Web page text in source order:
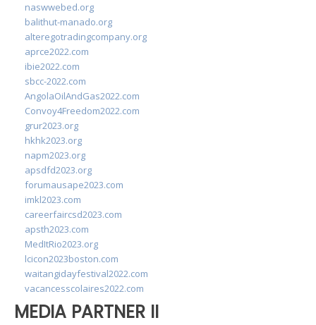
naswwebed.org
balithut-manado.org
alteregotradingcompany.org
aprce2022.com
ibie2022.com
sbcc-2022.com
AngolaOilAndGas2022.com
Convoy4Freedom2022.com
grur2023.org
hkhk2023.org
napm2023.org
apsdfd2023.org
forumausape2023.com
imkl2023.com
careerfaircsd2023.com
apsth2023.com
MedItRio2023.org
lcicon2023boston.com
waitangidayfestival2022.com
vacancesscolaires2022.com
MEDIA PARTNER II